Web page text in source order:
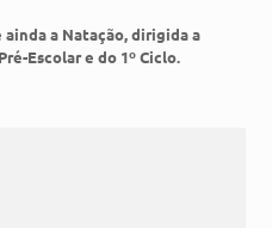
a Natação, dirigida a
Escolar e do 1º Ciclo.